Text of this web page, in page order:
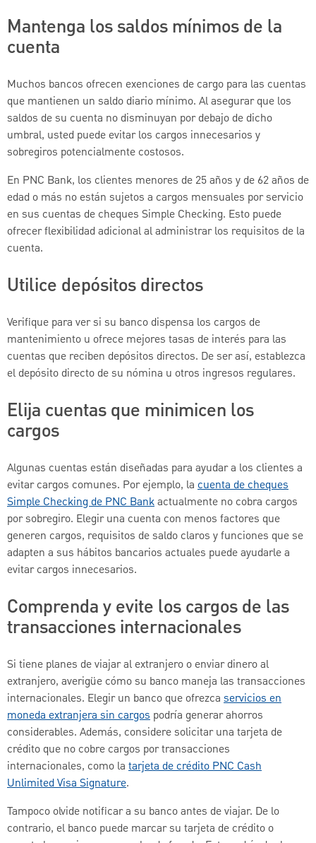
Mantenga los saldos mínimos de la
cuenta
Muchos bancos ofrecen exenciones de cargo para las cuentas
que mantienen un saldo diario mínimo. Al asegurar que los
saldos de su cuenta no disminuyan por debajo de dicho
umbral, usted puede evitar los cargos innecesarios y
sobregiros potencialmente costosos.
En PNC Bank, los clientes menores de 25 años y de 62 años de
edad o más no están sujetos a cargos mensuales por servicio
en sus cuentas de cheques Simple Checking. Esto puede
ofrecer flexibilidad adicional al administrar los requisitos de la
cuenta.
Utilice depósitos directos
Verifique para ver si su banco dispensa los cargos de
mantenimiento u ofrece mejores tasas de interés para las
cuentas que reciben depósitos directos. De ser así, establezca
el depósito directo de su nómina u otros ingresos regulares.
Elija cuentas que minimicen los
cargos
Algunas cuentas están diseñadas para ayudar a los clientes a
evitar cargos comunes. Por ejemplo, la cuenta de cheques
Simple Checking de PNC Bankactualmente no cobra cargos
por sobregiro. Elegir una cuenta con menos factores que
generen cargos, requisitos de saldo claros y funciones que se
adapten a sus hábitos bancarios actuales puede ayudarle a
evitar cargos innecesarios.
Comprenda y evite los cargos de las
transacciones internacionales
Si tiene planes de viajar al extranjero o enviar dinero al
extranjero, averigüe cómo su banco maneja las transacciones
internacionales. Elegir un banco que ofrezca servicios en
moneda extranjera sin cargos podría generar ahorros
considerables. Además, considere solicitar una tarjeta de
crédito que no cobre cargos por transacciones
internacionales, como la tarjeta de crédito PNC Cash
Unlimited Visa Signature.
Tampoco olvide notificar a su banco antes de viajar. De lo
contrario, el banco puede marcar su tarjeta de crédito o